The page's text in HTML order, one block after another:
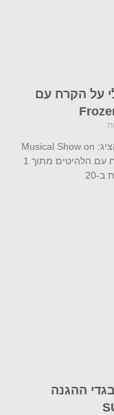
על הקרח עם
Production Agenda (Germany) גאים להציג: Musical Show on
Ice לשבור את הקרח מופע מוזיקלי על הקרח עם הלהיטים מתוך 1
ההגנה